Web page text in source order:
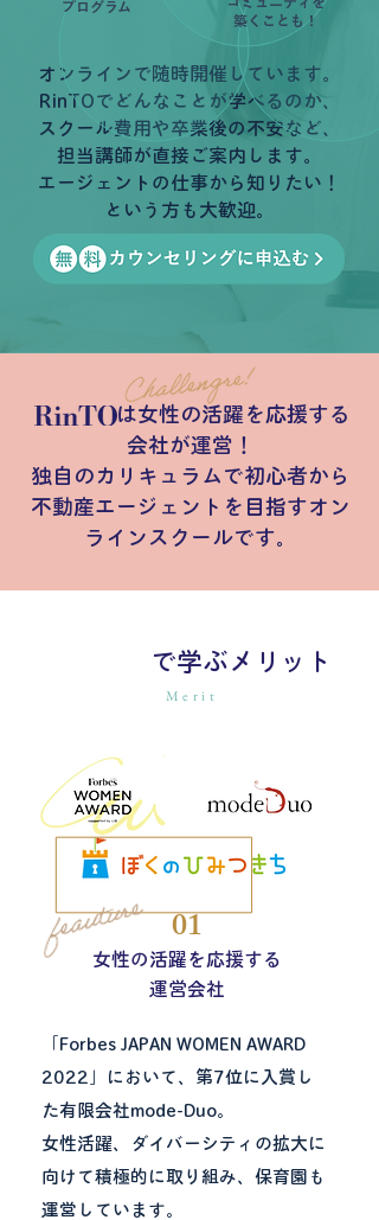
オンラインで随時開催しています。
RinTOでどんなことが学べるのか、
スクール費用や卒業後の不安など、
担当講師が直接ご案内します。
​エージェントの仕事から知りたい！
という方も大歓迎。
プログラム
築くことも！
は女性の活躍を応援する
会社が運営！
独自のカリキュラムで初心者から
不動産エージェントを目指すオン
ラインスクールです。
で学ぶメリット
Merit
女性の活躍を応援する
​運営会社
01
「Forbes JAPAN WOMEN AWARD
2022」において、第7位に入賞し
た有限会社mode-Duo。
女性活躍、ダイバーシティの拡大に
向けて積極的に取り組み、保育園も
運営しています。